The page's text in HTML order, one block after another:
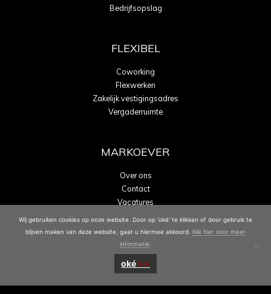
Bedrijfsopslag
FLEXIBEL
Coworking
Flexwerken
Zakelijk vestigingsadres
Vergaderruimte
MARKOEVER
Over ons
Contact
Vacatures
Energielabel A
Wij gebruiken cookies op onze website. Door op 'oké' te klikken of door gebruik te
blijven maken van deze website, gaat u hiermee akkoord. Klik hier voor meer
informatie
oké